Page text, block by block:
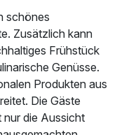
schönes
Zusätzlich kann
Frühstück
Genüsse.
Produkten aus
Die Gäste
die Aussicht